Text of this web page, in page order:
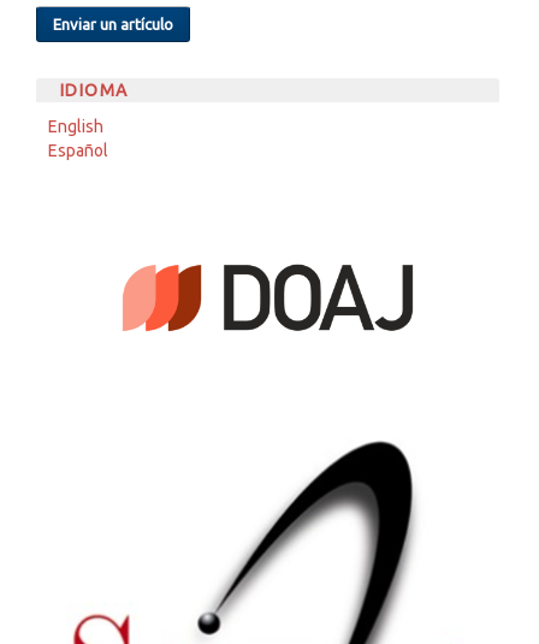
Enviar un artículo
IDIOMA
English
Español